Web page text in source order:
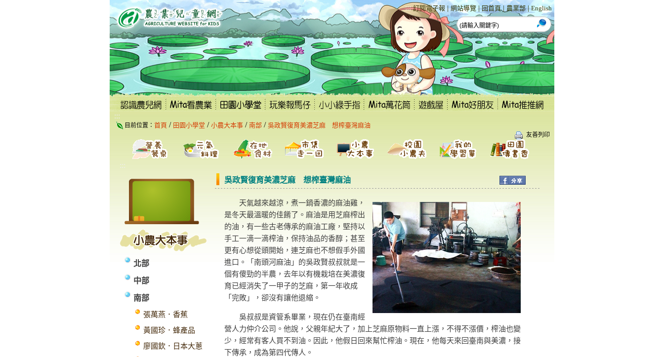
跳
到
要
內
容
區
塊
::: 訂閱電子報 |網站導覽 |回首頁 | 農業部 |English
:::
目前位置： 首頁 / 田園小學堂 / 小農大本事 / 南部 / 吳政賢復育美濃芝麻 想榨臺灣麻油
友善列印
:::
北部
中部
南部
張萬燕．香蕉
黃國珍．蜂產品
廖國欽．日本大蔥
吳政賢復育美濃芝麻 想榨臺灣麻油
天氣越來越涼，煮一鍋香濃的麻油雞，
是冬天最溫暖的佳餚了。麻油是用芝麻榨出
的油，有一些古老傳承的麻油工廠，堅持以
手工一滴一滴榨油，保持油品的香醇；甚至
更有心想從頭開始，連芝麻也不想假手外國
進口。「南頭河麻油」的吳政賢叔叔就是一
個有傻勁的半農，去年以有機栽培在美濃復
育已經消失了一甲子的芝麻，第一年收成
「完敗」，卻沒有讓他退縮。
吳叔叔是資管系畢業，現在仍在臺南經
營人力仲介公司。他說，父親年紀大了，加上芝麻原物料一直上漲，不得不漲價，榨油也變
少，經常有客人買不到油。因此，他假日回來幫忙榨油。現在，他每天來回臺南與美濃，接
下傳承，成為第四代傳人。